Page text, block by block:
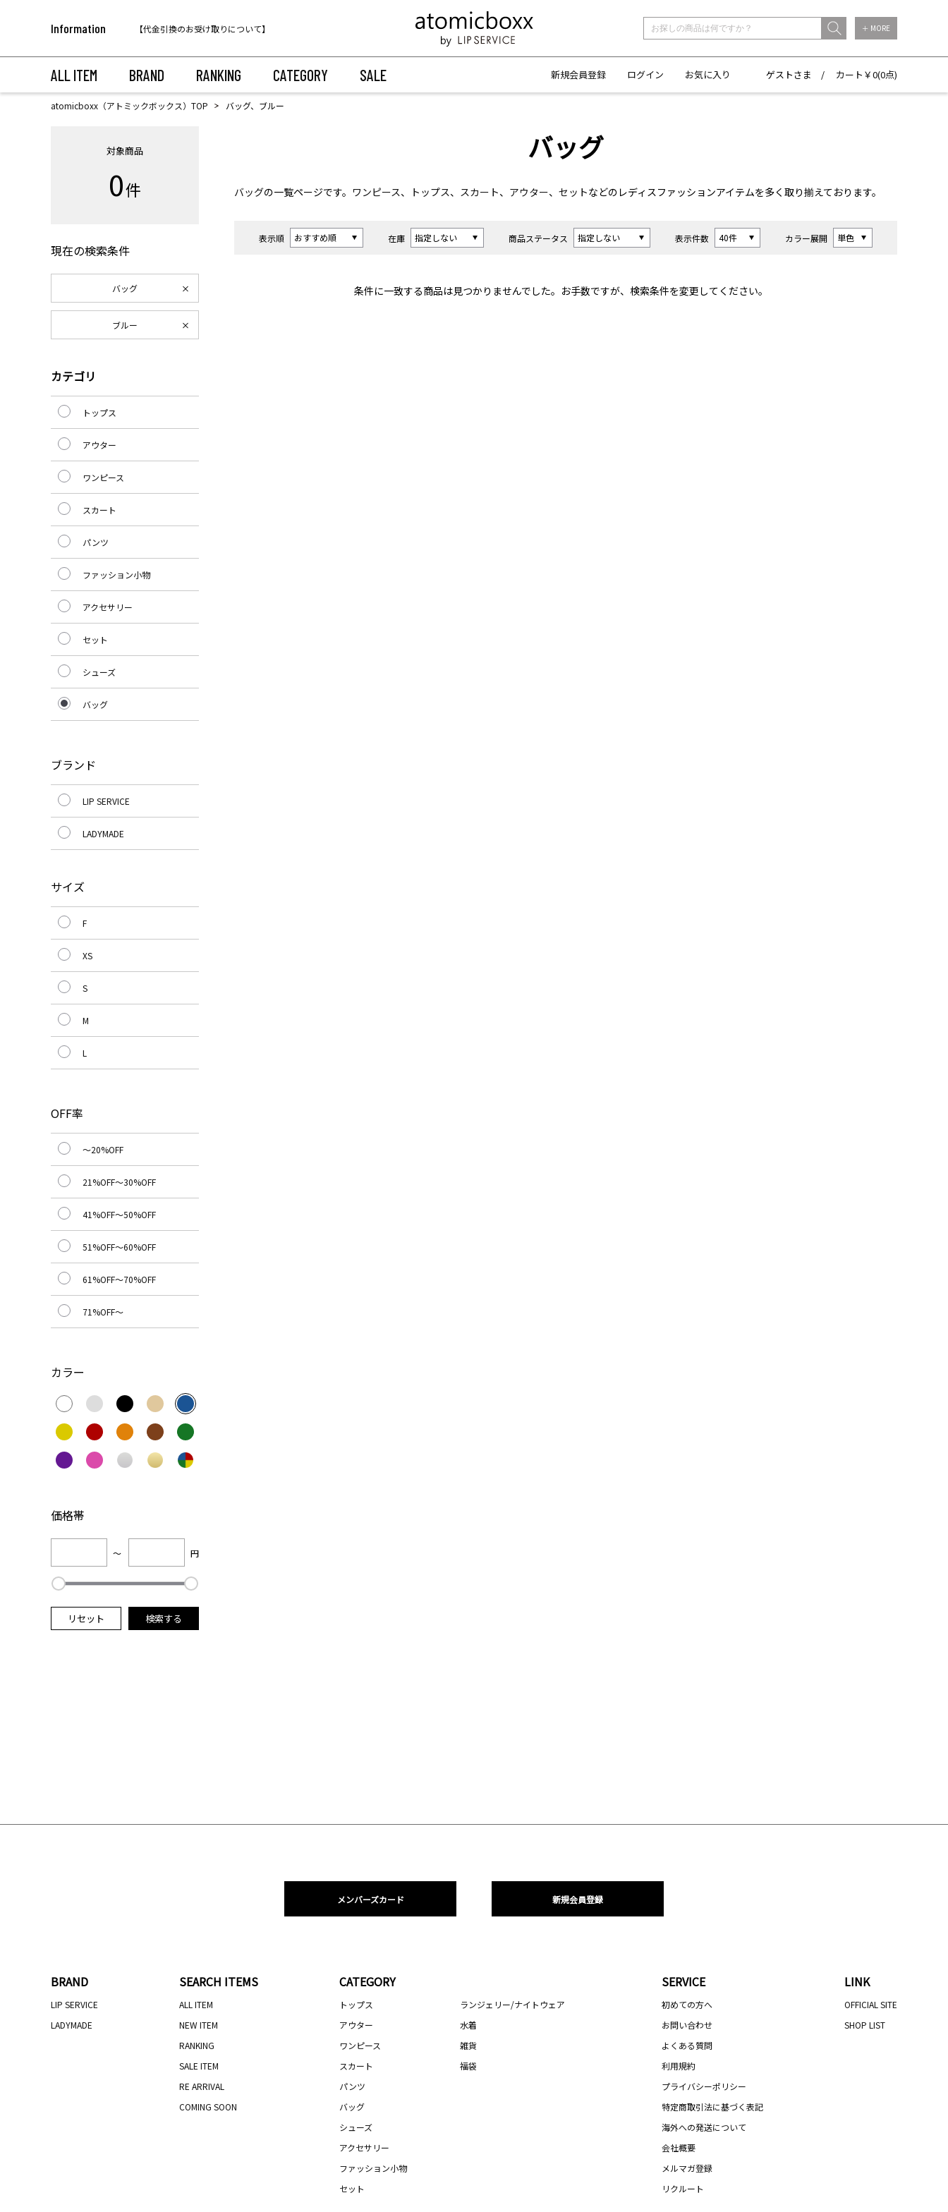
Information
【代金引換のお受け取りについて】
【重要】予約商品のお支払い方法（代金引換）変更に関するお知らせ
＋ MORE
ALL ITEM BRAND RANKING CATEGORY SALE 新規会員登録 ログイン お気に入り ゲストさま / カート￥0(0点)
atomicboxx（アトミックボックス）TOP バッグ、ブルー
バッグ
バッグの一覧ページです。 ワンピース、 トップス、 スカート、 アウター、 セットなどのレディスファッションアイテムを多く取り揃えております。
表示順 在庫 商品ステータス 表示件数 カラー展開
条件に一致する商品は見つかりませんでした。お手数ですが、検索条件を変更してください。
対象商品
0件
現在の検索条件
バッグ
ブルー
カテゴリ
トップス
アウター
ワンピース
スカート
パンツ
ファッション小物
アクセサリー
セット
シューズ
バッグ
ブランド
LIP SERVICE
LADYMADE
サイズ
F
XS
S
M
L
OFF率
～20%OFF
21%OFF～30%OFF
41%OFF～50%OFF
51%OFF～60%OFF
61%OFF～70%OFF
71%OFF～
カラー
価格帯
～ 円
リセット 検索する
メンバーズカード 新規会員登録
BRAND
LIP SERVICE
LADYMADE
SEARCH ITEMS
ALL ITEM
NEW ITEM
RANKING
SALE ITEM
RE ARRIVAL
COMING SOON
CATEGORY
トップス
アウター
ワンピース
スカート
パンツ
バッグ
シューズ
アクセサリー
ファッション小物
セット
ランジェリー/ナイトウェア
水着
雑貨
福袋
SERVICE
初めての方へ
お問い合わせ
よくある質問
利用規約
プライバシーポリシー
特定商取引法に基づく表記
海外への発送について
会社概要
メルマガ登録
リクルート
LINK
OFFICIAL SITE
SHOP LIST